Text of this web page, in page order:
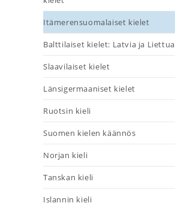
Itämerensuomalaiset kielet
Balttilaiset kielet: Latvia ja Liettua
Slaavilaiset kielet
Länsigermaaniset kielet
Ruotsin kieli
Suomen kielen käännös
Norjan kieli
Tanskan kieli
Islannin kieli